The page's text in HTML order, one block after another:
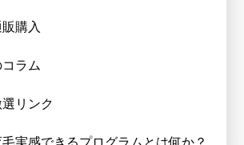
購入
ラム
リンク